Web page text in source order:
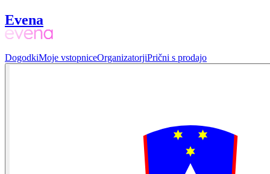
Evena
DogodkiMoje vstopniceOrganizatorjiPrični s prodajo